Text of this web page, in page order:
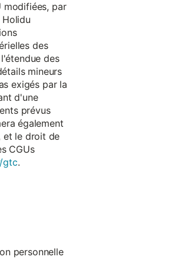
modifiées, par
des
des
mineurs
exigés par la
d'une
prévus
également
et le droit de
CGUs
gtc.
personnelle